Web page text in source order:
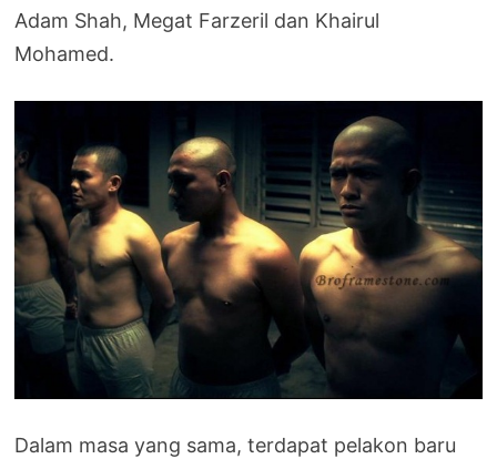
Adam Shah, Megat Farzeril dan Khairul
Mohamed.
Dalam masa yang sama, terdapat pelakon baru